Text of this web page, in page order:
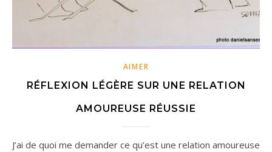
AIMER
RÉFLEXION LÉGÈRE SUR UNE RELATION
AMOUREUSE RÉUSSIE
J’ai de quoi me demander ce qu’est une relation amoureuse